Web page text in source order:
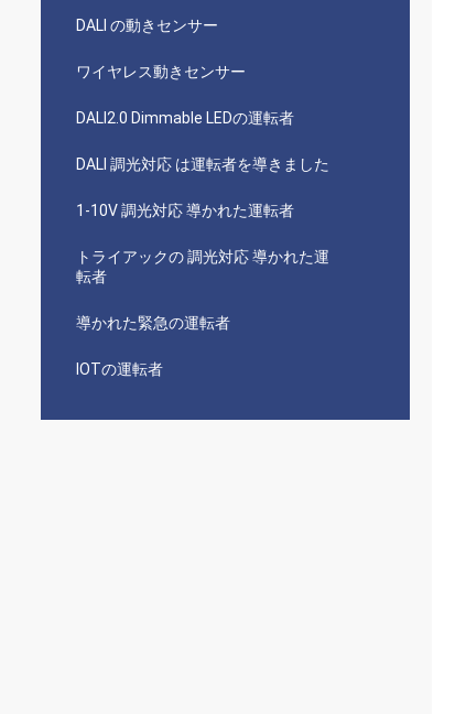
DALI の動きセンサー
ワイヤレス動きセンサー
DALI2.0 Dimmable LEDの運転者
DALI 調光対応 は運転者を導きました
1-10V 調光対応 導かれた運転者
トライアックの 調光対応 導かれた運
転者
導かれた緊急の運転者
IOTの運転者